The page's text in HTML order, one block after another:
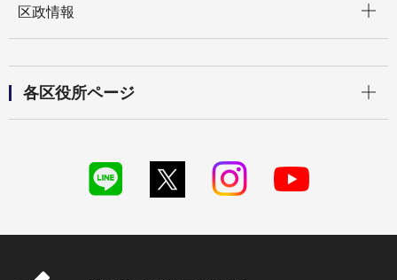
区政情報
各区役所ページ